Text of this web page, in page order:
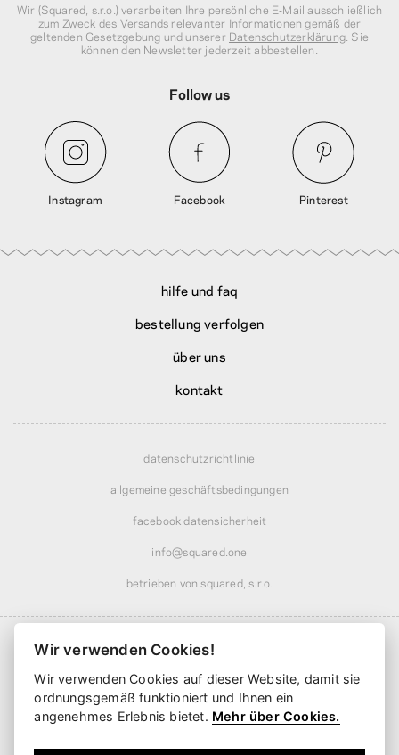
Wir (Squared, s.r.o.) verarbeiten Ihre persönliche E‑Mail ausschließlich
zum Zweck des Versands relevanter Informationen gemäß der
geltenden Gesetzgebung und unserer Datenschutzerklärung . Sie
können den Newsletter jederzeit abbestellen.
Follow us
Instagram Facebook Pinterest
hilfe und faq
bestellung verfolgen
über uns
kontakt
datenschutzrichtlinie
allgemeine geschäftsbedingungen
facebook datensicherheit
info@squared.one
betrieben von squared, s.r.o.
Versand ab4,77 €· gratis ab52,02 €
Lieferung ab2 Werktagen
Wir verwenden Cookies!
Wir verwenden Cookies auf dieser Website, damit sie
ordnungsgemäß funktioniert und Ihnen ein
angenehmes Erlebnis bietet. Mehr über Cookies.